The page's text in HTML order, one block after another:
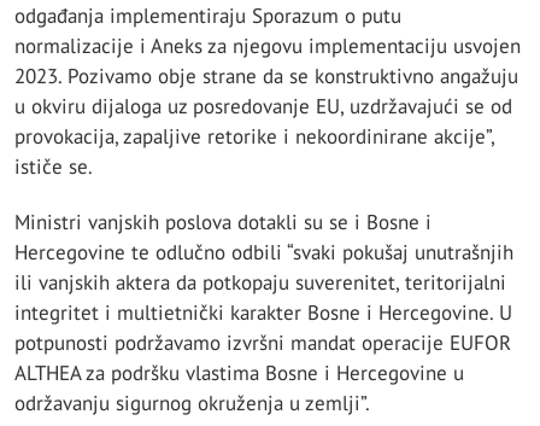
odgađanja implementiraju Sporazum o putu
normalizacije i Aneks za njegovu implementaciju usvojen
2023. Pozivamo obje strane da se konstruktivno angažuju
u okviru dijaloga uz posredovanje EU, uzdržavajući se od
provokacija, zapaljive retorike i nekoordinirane akcije”,
ističe se.
Ministri vanjskih poslova dotakli su se i Bosne i
Hercegovine te odlučno odbili “svaki pokušaj unutrašnjih
ili vanjskih aktera da potkopaju suverenitet, teritorijalni
integritet i multietnički karakter Bosne i Hercegovine. U
potpunosti podržavamo izvršni mandat operacije EUFOR
ALTHEA za podršku vlastima Bosne i Hercegovine u
održavanju sigurnog okruženja u zemlji”.